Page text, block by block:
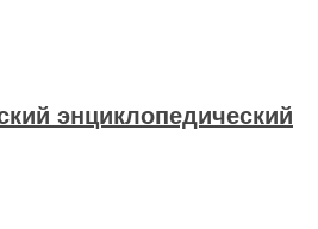
энциклопедический